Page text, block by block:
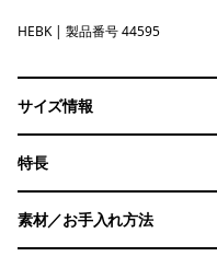
Heritage Header: Black
HEBK | 製品番号 44595
サイズ情報
特長
素材／お手入れ方法